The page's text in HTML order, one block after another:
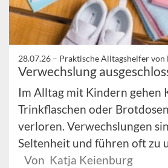
28.07.26 – Praktische Alltagshelfer von
Verwechslung
Im Alltag mit Kindern gehen
Trinkflaschen oder
verloren. Verwechslungen
Seltenheit und führen oft zu
Von Katja Keienburg